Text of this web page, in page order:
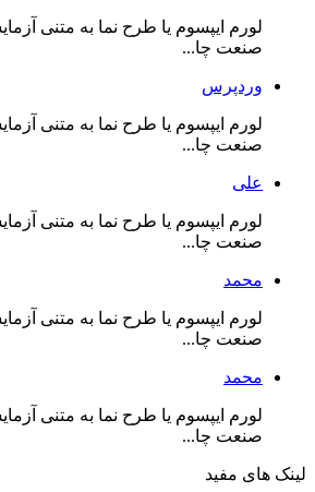
لورم ایپسوم یا طرح‌ نما به متنی
صنعت چا...
وردپرس
لورم ایپسوم یا طرح‌ نما به متنی
صنعت چا...
علی
لورم ایپسوم یا طرح‌ نما به متنی
صنعت چا...
محمد
لورم ایپسوم یا طرح‌ نما به متنی
صنعت چا...
محمد
لورم ایپسوم یا طرح‌ نما به متنی
صنعت چا...
لینک های مفید